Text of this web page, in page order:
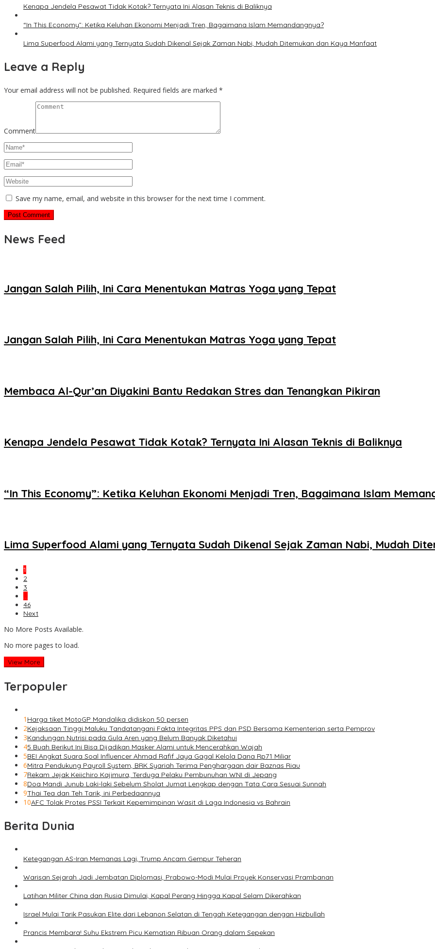
Kenapa Jendela Pesawat Tidak Kotak? Ternyata Ini Alasan Teknis di Baliknya
“In This Economy”: Ketika Keluhan Ekonomi Menjadi Tren, Bagaimana Islam Memandangnya?
Lima Superfood Alami yang Ternyata Sudah Dikenal Sejak Zaman Nabi, Mudah Ditemukan dan Kaya Manfaat
Leave a Reply
Your email address will not be published. Required fields are marked *
Comment
Save my name, email, and website in this browser for the next time I comment.
News Feed
Jangan Salah Pilih, Ini Cara Menentukan Matras Yoga yang Tepat
Jangan Salah Pilih, Ini Cara Menentukan Matras Yoga yang Tepat
Membaca Al-Qur’an Diyakini Bantu Redakan Stres dan Tenangkan Pikiran
Kenapa Jendela Pesawat Tidak Kotak? Ternyata Ini Alasan Teknis di Baliknya
“In This Economy”: Ketika Keluhan Ekonomi Menjadi Tren, Bagaimana Islam
Lima Superfood Alami yang Ternyata Sudah Dikenal Sejak Zaman Nabi, Mudah
1
2
3
…
46
Next
No More Posts Available.
No more pages to load.
View More
Terpopuler
1 Harga tiket MotoGP Mandalika didiskon 50 persen
2Kejaksaan Tinggi Maluku Tandatangani Fakta Integritas PPS dan PSD Bersama Kementerian serta Pemprov
3Kandungan Nutrisi pada Gula Aren yang Belum Banyak Diketahui
45 Buah Berikut Ini Bisa Dijadikan Masker Alami untuk Mencerahkan Wajah
5BEI Angkat Suara Soal Influencer Ahmad Rafif Jaya Gagal Kelola Dana Rp71 Miliar
6Mitra Pendukung Payroll System, BRK Syariah Terima Penghargaan dair Baznas Riau
7Rekam Jejak Keiichiro Kajimura, Terduga Pelaku Pembunuhan WNI di Jepang
8Doa Mandi Junub Laki-laki Sebelum Sholat Jumat Lengkap dengan Tata Cara Sesuai Sunnah
9Thai Tea dan Teh Tarik, ini Perbedaannya
10AFC Tolak Protes PSSI Terkait Kepemimpinan Wasit di Laga Indonesia vs Bahrain
Berita Dunia
Ketegangan AS-Iran Memanas Lagi, Trump Ancam Gempur Teheran
Warisan Sejarah Jadi Jembatan Diplomasi, Prabowo-Modi Mulai Proyek Konservasi Prambanan
Latihan Militer China dan Rusia Dimulai, Kapal Perang Hingga Kapal Selam Dikerahkan
Israel Mulai Tarik Pasukan Elite dari Lebanon Selatan di Tengah Ketegangan dengan Hizbullah
Prancis Membara! Suhu Ekstrem Picu Kematian Ribuan Orang dalam Sepekan